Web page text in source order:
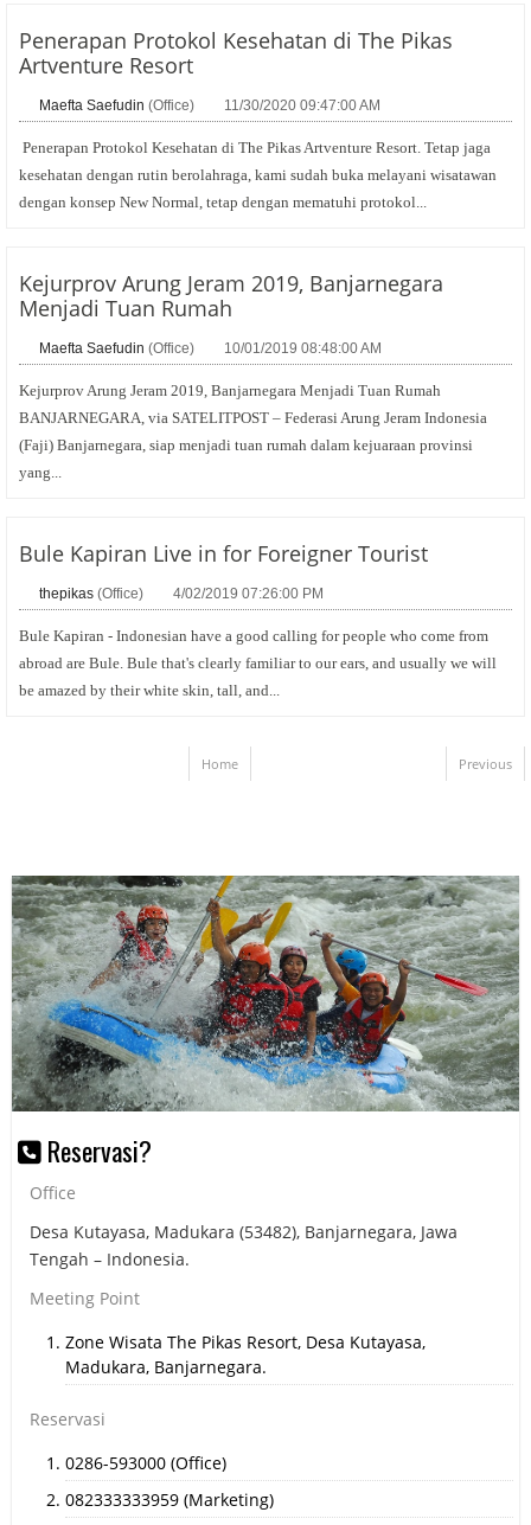
Penerapan Protokol Kesehatan di The Pikas
Artventure Resort
Maefta Saefudin (Office) 11/30/2020 09:47:00 AM
Penerapan Protokol Kesehatan di The Pikas Artventure Resort. Tetap jaga
kesehatan dengan rutin berolahraga, kami sudah buka melayani wisatawan
dengan konsep New Normal, tetap dengan mematuhi protokol...
Kejurprov Arung Jeram 2019, Banjarnegara
Menjadi Tuan Rumah
Maefta Saefudin (Office) 10/01/2019 08:48:00 AM
Kejurprov Arung Jeram 2019, Banjarnegara Menjadi Tuan Rumah
BANJARNEGARA, via SATELITPOST – Federasi Arung Jeram Indonesia
(Faji) Banjarnegara, siap menjadi tuan rumah dalam kejuaraan provinsi
yang...
Bule Kapiran Live in for Foreigner Tourist
thepikas (Office) 4/02/2019 07:26:00 PM
Bule Kapiran - Indonesian have a good calling for people who come from
abroad are Bule. Bule that's clearly familiar to our ears, and usually we will
be amazed by their white skin, tall, and...
Previous
Home
Reservasi?
Office
Desa Kutayasa, Madukara (53482), Banjarnegara, Jawa
Tengah – Indonesia.
Meeting Point
Zone Wisata The Pikas Resort, Desa Kutayasa,
Madukara, Banjarnegara.
Reservasi
0286-593000 (Office)
082333333959 (Marketing)